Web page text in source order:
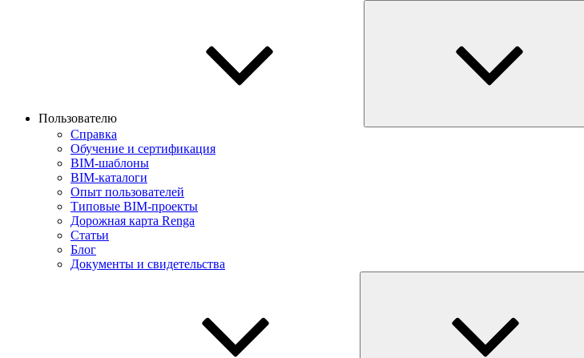
Пользователю
Справка
Обучение и сертификация
BIM-шаблоны
BIM-каталоги
Опыт пользователей
Типовые BIM-проекты
Дорожная карта Renga
Статьи
Блог
Документы и свидетельства